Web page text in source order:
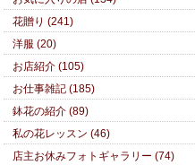
花贈り (241)
洋服 (20)
お店紹介 (105)
お仕事雑記 (185)
鉢花の紹介 (89)
私の花レッスン (46)
店主お休みフォトギャラリー (74)